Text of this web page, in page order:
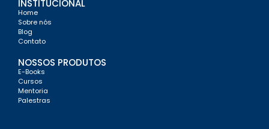
INSTITUCIONAL
Home
Sobre nós
Blog
Contato
NOSSOS PRODUTOS
E-Books
Cursos
Mentoria
Palestras